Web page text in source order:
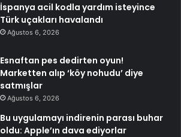
İspanya acil kodla yardım isteyince
Türk uçakları havalandı
Ağustos 6, 2026
Esnaftan pes dedirten oyun!
Marketten alıp ‘köy nohudu’ diye
satmışlar
Ağustos 6, 2026
Bu uygulamayı indirenin parası buhar
oldu: Apple’ın dava ediyorlar